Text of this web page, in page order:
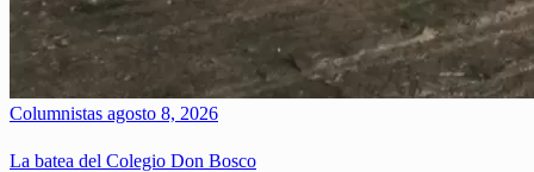
Columnistas agosto 8, 2026
La batea del Colegio Don Bosco